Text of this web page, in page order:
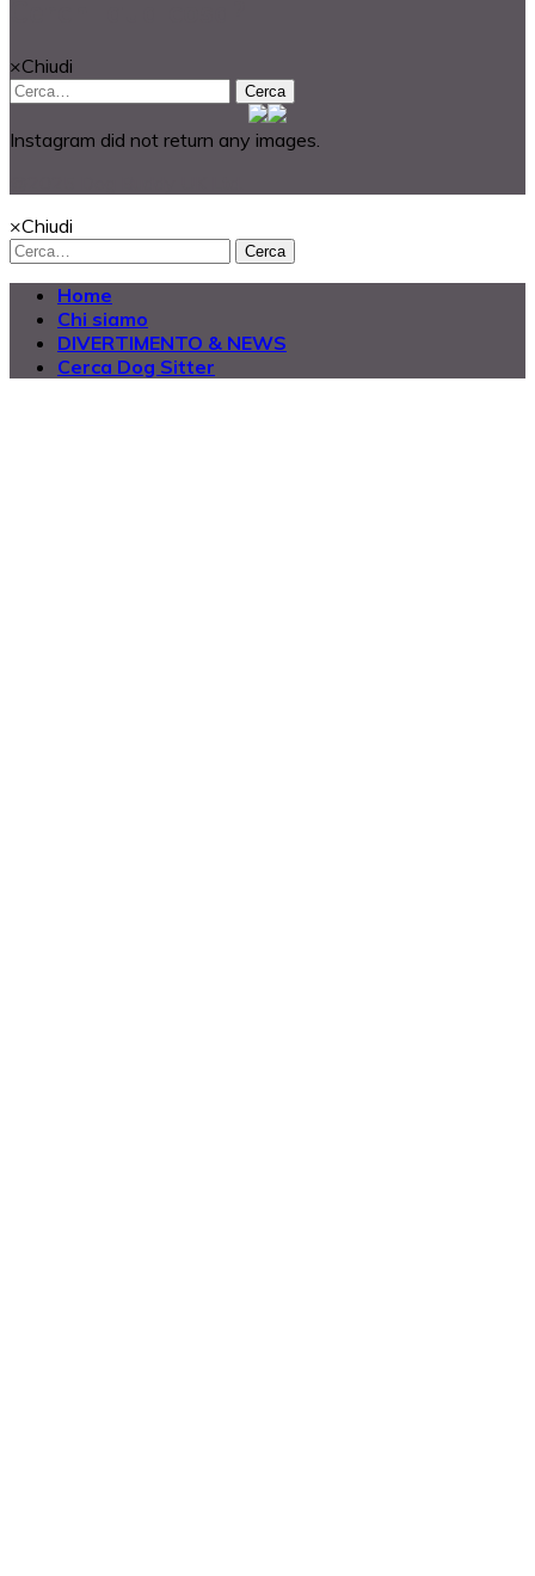
×Chiudi
Cerca
Instagram did not return any images.
×Chiudi
Cerca
Home
Chi siamo
DIVERTIMENTO & NEWS
Cerca Dog Sitter